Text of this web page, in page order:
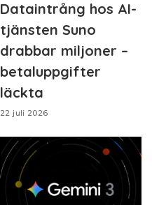
Dataintrång hos AI-
tjänsten Suno
drabbar miljoner –
betaluppgifter
läckta
22 juli 2026